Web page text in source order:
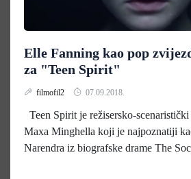
Elle Fanning kao pop
za "Teen Spirit"
filmofil2 07.09.2018.
Teen Spirit je režisersko-
Maxa Minghella koji je najpoznatiji
Narendra iz biografske drame The